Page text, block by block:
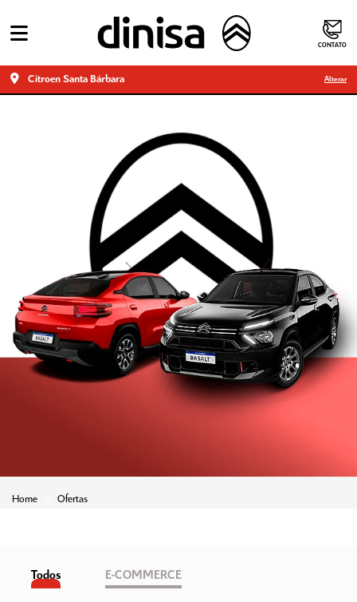
CONTATO
Citroen Santa Bárbara Alterar
Home Ofertas
Todos E-COMMERCE